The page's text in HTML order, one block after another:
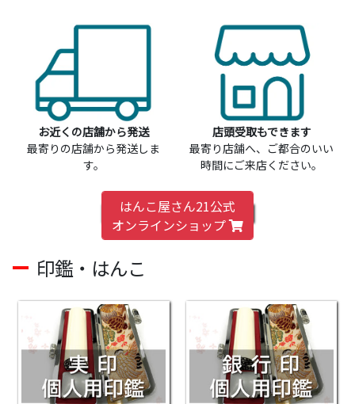
お近くの店舗から発送
最寄りの店舗から発送しま
す。
店頭受取もできます
最寄り店舗へ、ご都合のいい
時間にご来店ください。
はんこ屋さん21公式
オンラインショップ
印鑑・はんこ